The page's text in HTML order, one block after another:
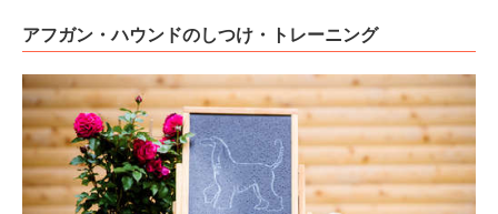
アフガン・ハウンドのしつけ・トレーニング
閉じる
アプリで開く